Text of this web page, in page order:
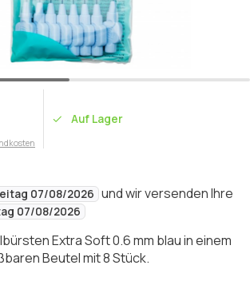
Auf Lager
07/08/2026 und wir versenden Ihre
07/08/2026
Extra Soft 0.6 mm blau in einem
Beutel mit 8 Stück.